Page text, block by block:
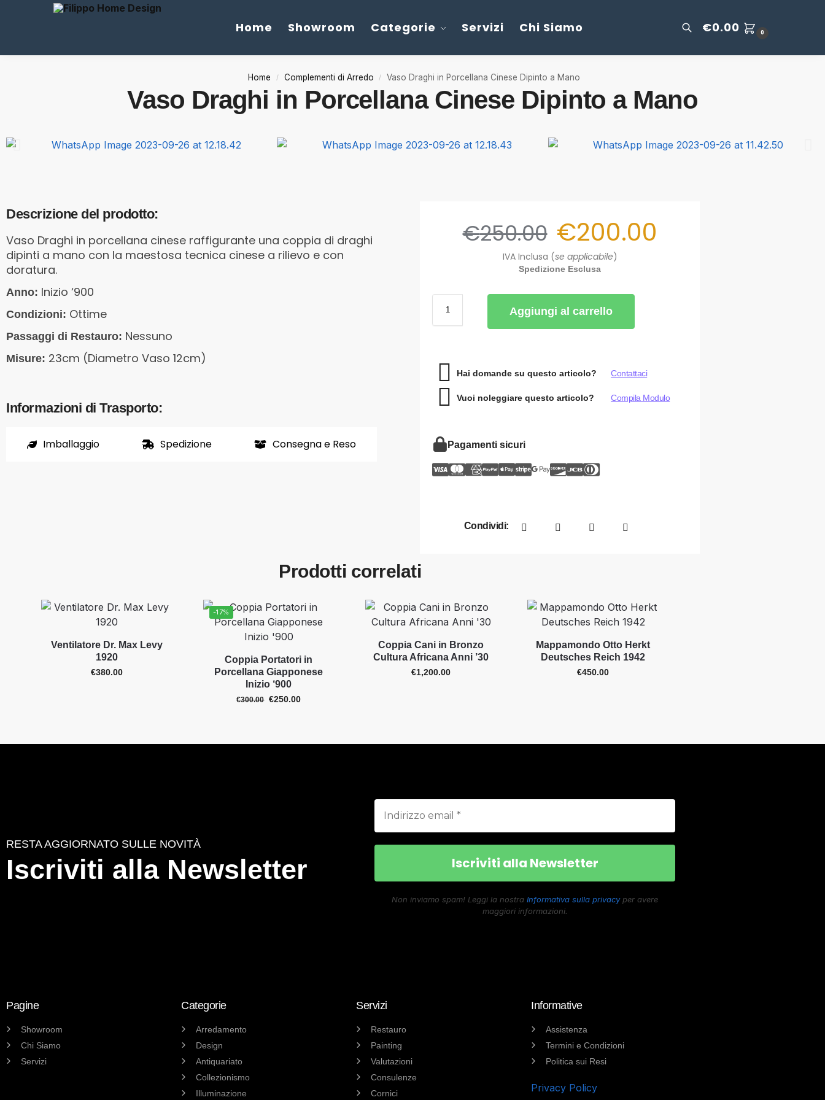
Home Showroom Categorie Servizi Chi Siamo €0.00 0
Home / Complementi di Arredo / Vaso Draghi in Porcellana Cinese Dipinto a Mano
Vaso Draghi in Porcellana Cinese Dipinto a Mano
Descrizione del prodotto:
Vaso Draghi in porcellana cinese raffigurante una coppia di draghi
dipinti a mano con la maestosa tecnica cinese a rilievo e con
doratura.
Anno: Inizio ‘900
Condizioni: Ottime
Passaggi di Restauro: Nessuno
Misure: 23cm (Diametro Vaso 12cm)
Informazioni di Trasporto:
Imballaggio Spedizione Consegna e Reso
€250.00 €200.00
IVA Inclusa (se applicabile)
Spedizione Esclusa
Aggiungi al carrello
Hai domande su questo articolo? Contattaci
Vuoi noleggiare questo articolo? Compila Modulo
Pagamenti sicuri
Condividi:
Prodotti correlati
Ventilatore Dr. Max Levy
1920
€380.00
-17%
Coppia Portatori in
Porcellana Giapponese
Inizio ‘900
€300.00 €250.00
Coppia Cani in Bronzo
Cultura Africana Anni ’30
€1,200.00
Mappamondo Otto Herkt
Deutsches Reich 1942
€450.00
RESTA AGGIORNATO SULLE NOVITÀ
Iscriviti alla Newsletter
Non inviamo spam! Leggi la nostra Informativa sulla privacyper avere
maggiori informazioni.
Pagine
Showroom
Chi Siamo
Servizi
Categorie
Arredamento
Design
Antiquariato
Collezionismo
Illuminazione
Servizi
Restauro
Painting
Valutazioni
Consulenze
Cornici
Informative
Assistenza
Termini e Condizioni
Politica sui Resi
Privacy Policy